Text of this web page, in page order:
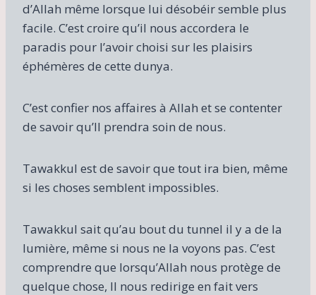
d’Allah même lorsque lui désobéir semble plus
facile. C’est croire qu’il nous accordera le
paradis pour l’avoir choisi sur les plaisirs
éphémères de cette dunya.
C’est confier nos affaires à Allah et se contenter
de savoir qu’Il prendra soin de nous.
Tawakkul est de savoir que tout ira bien, même
si les choses semblent impossibles.
Tawakkul sait qu’au bout du tunnel il y a de la
lumière, même si nous ne la voyons pas. C’est
comprendre que lorsqu’Allah nous protège de
quelque chose, Il nous redirige en fait vers